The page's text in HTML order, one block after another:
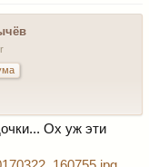
Ох уж эти